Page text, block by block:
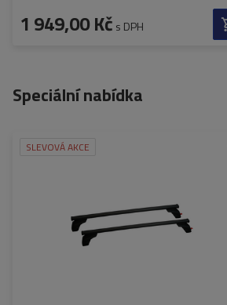
1 949,00 Kč s DPH
Speciální nabídka
SLEVOVÁ AKCE
Havárie ve městě
11154